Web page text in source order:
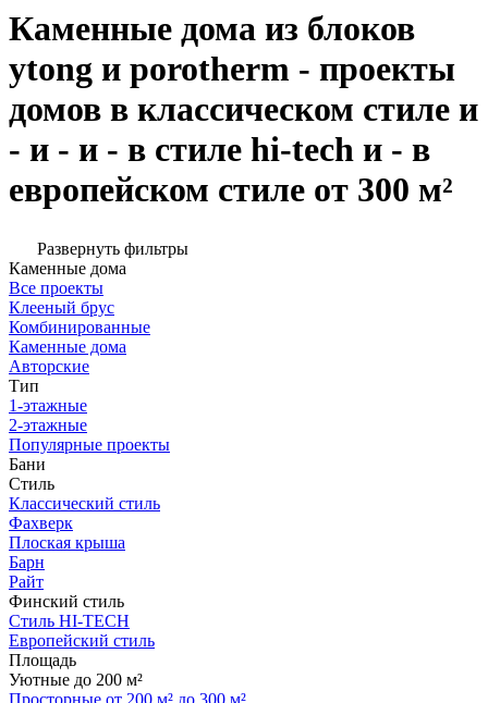
Каменные дома из блоков
ytong и porotherm - проекты
домов в классическом стиле и
- и - и - в стиле hi-tech и - в
европейском стиле от 300 м²
Развернуть фильтры
Каменные дома
Все проекты
Клееный брус
Комбинированные
Каменные дома
Авторские
Тип
1-этажные
2-этажные
Популярные проекты
Бани
Стиль
Классический стиль
Фахверк
Плоская крыша
Барн
Райт
Финский стиль
Стиль HI-TECH
Европейский стиль
Площадь
Уютные до 200 м²